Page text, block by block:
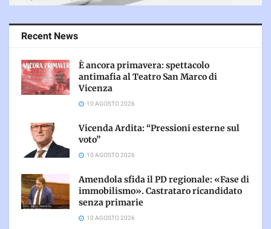
Recent News
È ancora primavera: spettacolo
antimafia al Teatro San Marco di
Vicenza
10 AGOSTO 2026
Vicenda Ardita: “Pressioni esterne sul
voto”
10 AGOSTO 2026
Amendola sfida il PD regionale: «Fase di
immobilismo». Castrataro ricandidato
senza primarie
10 AGOSTO 2026